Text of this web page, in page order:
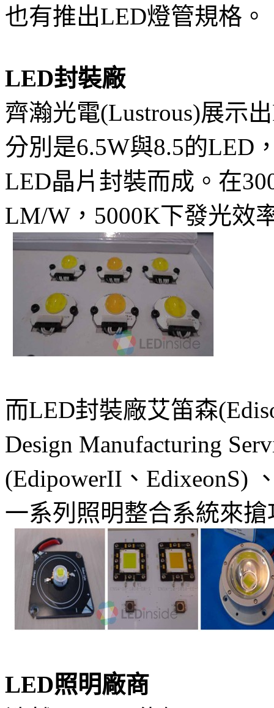
也有推出LED燈管規格。
LED封裝廠
齊瀚光電(Lustrous)展示
分別是6.5W與8.5的LED
LED晶片封裝而成。在
LM/W，5000K下發光效
而LED封裝廠艾笛森
Design Manufacturing
(EdipowerII、EdixeonS)
一系列照明整合系統來
LED照明廠商